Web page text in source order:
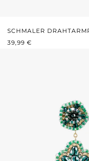
SCHMALER
REGULÄRER
39,99 €